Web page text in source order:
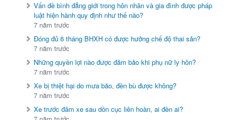
Vấn đề bình đẳng giới trong hôn nhân và gia đình được pháp
luật hiện hành quy định như thế nào?
7 năm trước
Đóng đủ 6 tháng BHXH có được hưởng chế độ thai sản?
7 năm trước
Những quyền lợi nào được đảm bảo khi phụ nữ ly hôn?
7 năm trước
Xe bị thiệt hại do mưa bão, đền bù được không?
7 năm trước
Xe trước đâm xe sau dồn cục liên hoàn, ai đền ai?